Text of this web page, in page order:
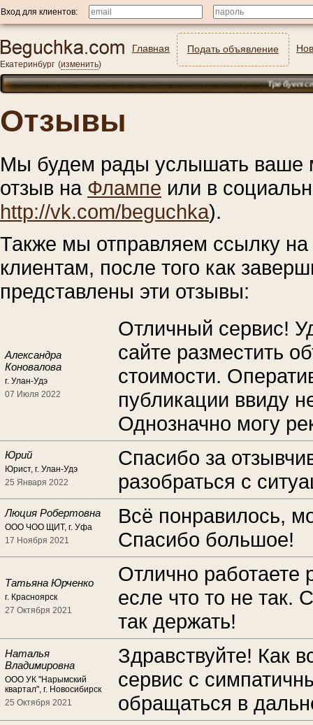
Вход для клиентов:
Екатеринбург (изменить)
Главная Подать объявление
Требуется
Отзывы
Мы будем рады услышать ваше
отзыв на Флампе или в
http://vk.com/beguchka).
Также мы отправляем ссылку
клиентам, после того как
представлены эти отзывы:
Александра
Коновалова
г. Улан-Удэ
07 Июля 2022
Отличный сервис!
сайте разместить
стоимости.
публикации ввиду
Однозначно могу
Юрий
Юрист, г. Улан-Удэ
25 Января 2022
Спасибо за
разобраться с
Люция Робертовна
ООО ЧОО ЩИТ, г. Уфа
17 Ноября 2021
Всё понравилось,
Спасибо большое!
Татьяна Юрченко
г. Красноярск
27 Октября 2021
Отлично работаете
есле что то не так.
так держать!
Наталья
Владимировна
ООО УК "Нарымский
квартал", г. Новосибирск
25 Октября 2021
Здравствуйте! Как
сервис с
обращаться в